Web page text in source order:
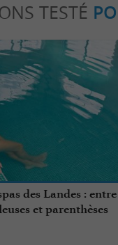
TESTÉ
des Landes : entre
et parenthèses